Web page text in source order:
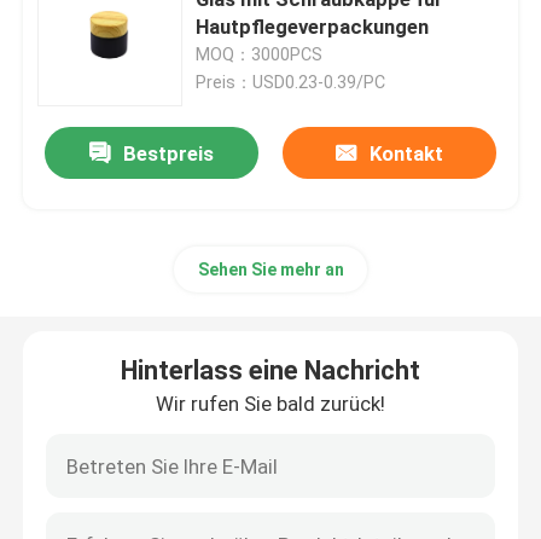
Flaschen für Glasseifenspender
Glasweckglas
Bierkrug aus Glas
Hautpflegeverpackungen
MOQ：3000PCS
Preis：USD0.23-0.39/PC
Bestpreis Kontakt
Sehen Sie mehr an
Hinterlass eine Nachricht
Wir rufen Sie bald zurück!